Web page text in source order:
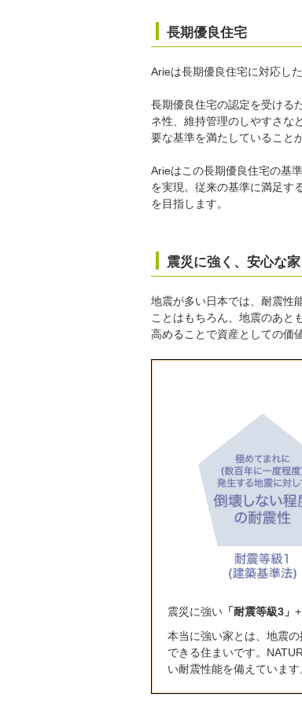
長期優良住宅
Arieは長期優良住宅に対応し
長期優良住宅の認定を受ける
ネ性、維持管理のしやすさな
要な基準を満たしていること
Arieはこの長期優良住宅の基
を実現。従来の基準に満足す
を目指します。
震災に強く、安心な家
地震が多い日本では、耐震性
ことはもちろん、地震のあと
高めることで資産としての価
震災に強い 「耐震等級3」 +
本当に強い家とは、地震
できる住まいです。
い耐震性能を備えています